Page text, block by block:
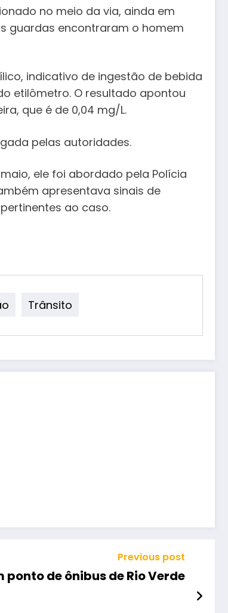
no meio da via, ainda em
guardas encontraram o homem
indicativo de ingestão de bebida
etilômetro. O resultado apontou
que é de 0,04 mg/L.
pelas autoridades.
ele foi abordado pela Polícia
apresentava sinais de
ao caso.
Trânsito
Previous post
de ônibus de Rio Verde